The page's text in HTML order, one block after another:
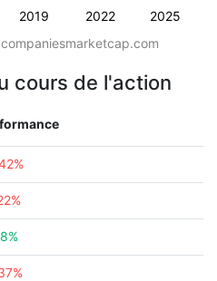
2019 2022 2025
companiesmarketcap.com
cours de l'action